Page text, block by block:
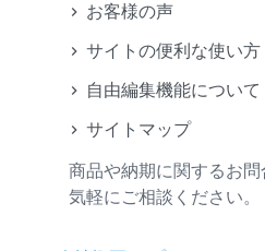
お客様の声
サイトの便利な使い方
自由編集機能について
サイトマップ
商品や納期に関するお
気軽にご相談ください。